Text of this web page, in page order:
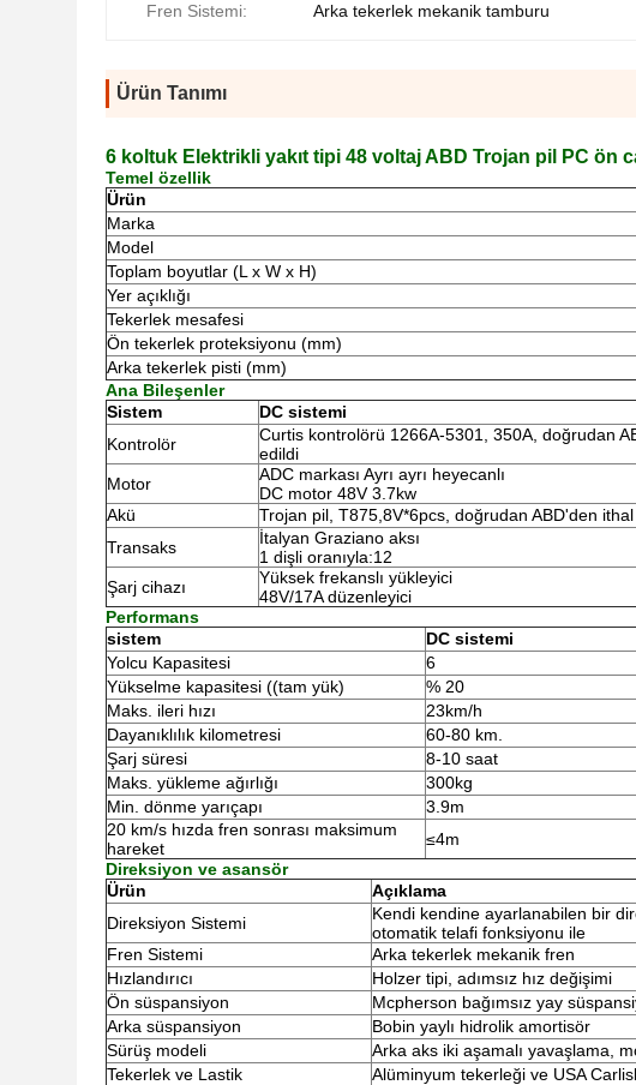
Fren Sistemi: Arka tekerlek mekanik tamburu
Ürün Tanımı
6 koltuk Elektrikli yakıt tipi 48 voltaj ABD Trojan pil PC ön
Temel özellik
Ürün
Marka
Model
Toplam boyutlar (L x W x H)
Yer açıklığı
Tekerlek mesafesi
Ön tekerlek proteksiyonu (mm)
Arka tekerlek pisti (mm)
Ana Bileşenler
Sistem
DC sistemi
Kontrolör
Curtis kontrolörü 1266A-5301, 350A, doğrudan
edildi
Motor
ADC markası Ayrı ayrı heyecanlı
DC motor 48V 3.7kw
Akü
Trojan pil, T875,8V*6pcs, doğrudan ABD'den ithal
Transaks
İtalyan Graziano aksı
1 dişli oranıyla:12
Şarj cihazı
Yüksek frekanslı yükleyici
48V/17A düzenleyici
Performans
sistem
DC sistemi
Yolcu Kapasitesi
6
Yükselme kapasitesi ((tam yük)
% 20
Maks. ileri hızı
23km/h
Dayanıklılık kilometresi
60-80 km.
Şarj süresi
8-10 saat
Maks. yükleme ağırlığı
300kg
Min. dönme yarıçapı
3.9m
20 km/s hızda fren sonrası maksimum
hareket
≤4m
Direksiyon ve asansör
Ürün
Açıklama
Direksiyon Sistemi
Kendi kendine ayarlanabilen bir
otomatik telafi fonksiyonu ile
Fren Sistemi
Arka tekerlek mekanik fren
Hızlandırıcı
Holzer tipi, adımsız hız değişimi
Ön süspansiyon
Mcpherson bağımsız yay
Arka süspansiyon
Bobin yaylı hidrolik amortisör
Sürüş modeli
Arka aks iki aşamalı yavaşlama,
Tekerlek ve Lastik
Alüminyum tekerleği ve USA